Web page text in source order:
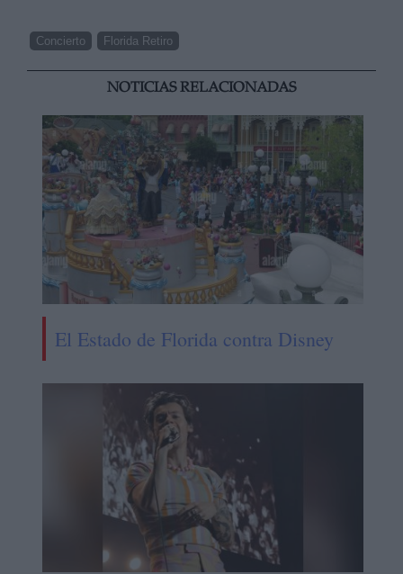
Concierto Florida Retiro
NOTICIAS RELACIONADAS
El Estado de Florida contra Disney